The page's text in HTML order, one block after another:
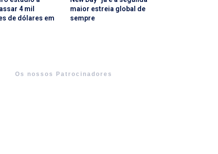
4 mil
de dólares em
maior estreia global de
sempre
Os nossos Patrocinadores